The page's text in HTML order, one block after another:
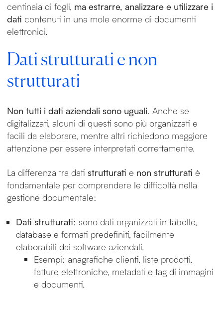
centinaia di fogli, ma estrarre, analizzare e utilizzare i
dati contenuti in una mole enorme di documenti
elettronici.
Dati strutturati e non
strutturati
Non tutti i dati aziendali sono uguali. Anche se
digitalizzati, alcuni di questi sono più organizzati e
facili da elaborare, mentre altri richiedono maggiore
attenzione per essere interpretati correttamente.
La differenza tra dati strutturati e non strutturati è
fondamentale per comprendere le difficoltà nella
gestione documentale:
Dati strutturati: sono dati organizzati in tabelle,
database e formati predefiniti, facilmente
elaborabili dai software aziendali.
Esempi: anagrafiche clienti, liste prodotti,
fatture elettroniche, metadati e tag di immagini
e documenti.